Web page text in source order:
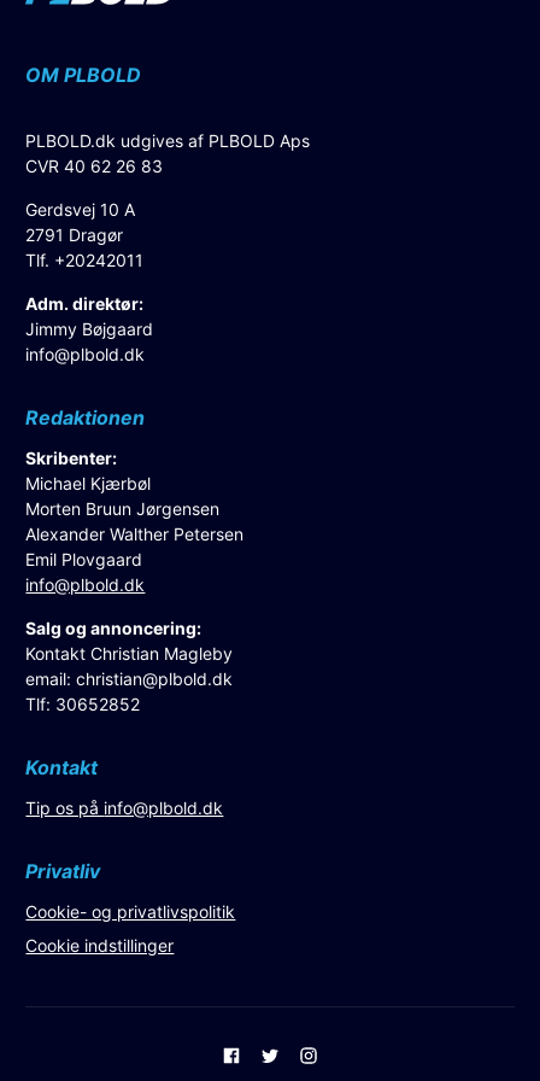
OM PLBOLD
PLBOLD.dk udgives af PLBOLD Aps
CVR 40 62 26 83
Gerdsvej 10 A
2791 Dragør
Tlf. +20242011
Adm. direktør:
Jimmy Bøjgaard
info@plbold.dk
Redaktionen
Skribenter:
Michael Kjærbøl
Morten Bruun Jørgensen
Alexander Walther Petersen
Emil Plovgaard
info@plbold.dk
Salg og annoncering:
Kontakt Christian Magleby
email:christian@plbold.dk
Tlf: 30652852
Kontakt
Tip os på info@plbold.dk
Privatliv
Cookie- og privatlivspolitik
Cookie indstillinger